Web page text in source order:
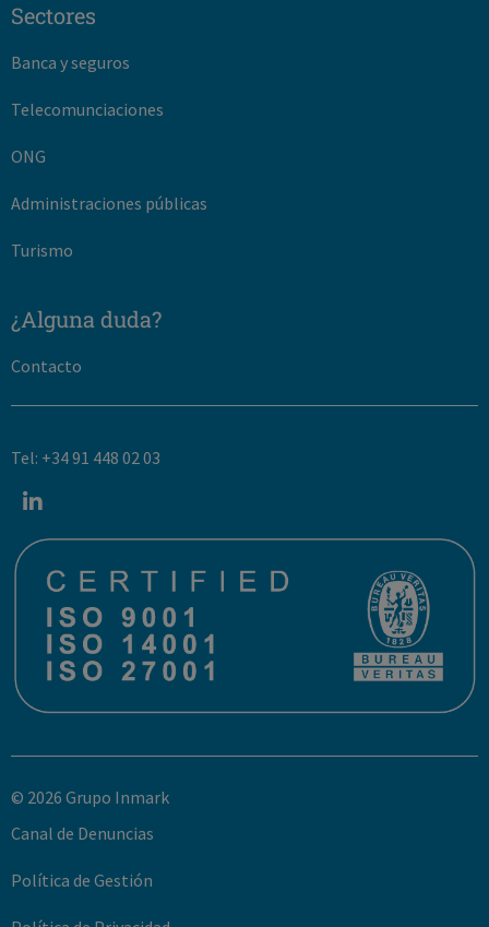
Sectores
Banca y seguros
Telecomunciaciones
ONG
Administraciones públicas
Turismo
¿Alguna duda?
Contacto
Tel: +34 91 448 02 03
© 2026 Grupo Inmark
Canal de Denuncias
Política de Gestión